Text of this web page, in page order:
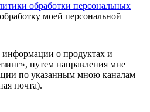
обработки персональных
моей персональной
информации о продуктах и
путем направления мне
по указанным мною каналам
почта).